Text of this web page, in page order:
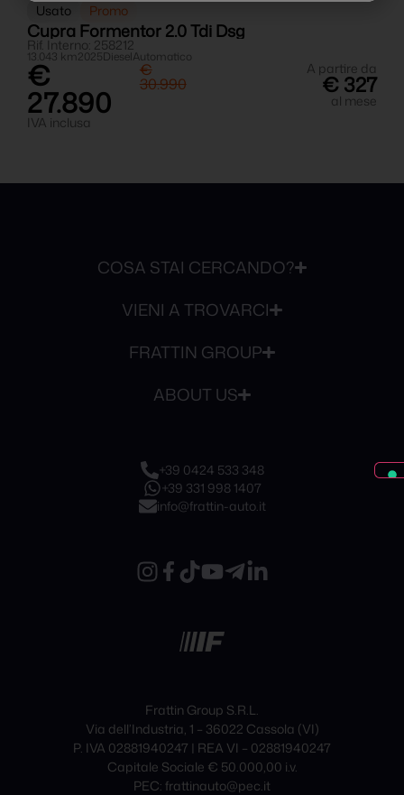
Usato Promo
Cupra Formentor 2.0 Tdi Dsg
Rif. Interno: 258212
13.043 km2025DieselAutomatico
€
27.890
€
30.990
IVA inclusa
A partire da
€ 327
al mese
COSA STAI CERCANDO?
VIENI A TROVARCI
FRATTIN GROUP
ABOUT US
+39 0424 533 348
+39 331 998 1407
info@frattin-auto.it
Frattin Group S.R.L.
Via dell’Industria, 1 – 36022 Cassola (VI)
P. IVA 02881940247 | REA VI – 02881940247
Capitale Sociale € 50.000,00 i.v.
PEC: frattinauto@pec.it